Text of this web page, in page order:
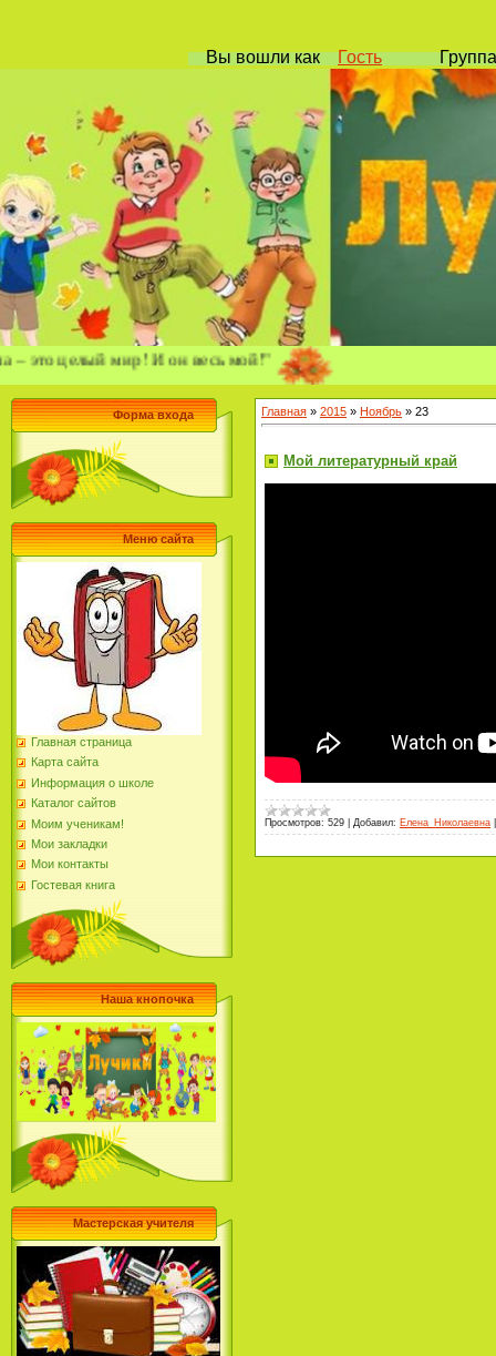
Вы вошликак Гость
мир! И он весь мой!"
Форма входа
Меню сайта
Главная страница
Карта сайта
Информация о школе
Каталог сайтов
Моим ученикам!
Мои закладки
Мои контакты
Гостевая книга
Наша кнопочка
Мастерская учителя
Главная » 2015 » Ноябрь » 23
Мой литературный край
Просмотров: 529 Добавил: Елена_Николаевна